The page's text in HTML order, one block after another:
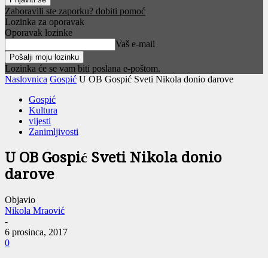
Zaboravili ste zaporku? dobiti pomoć
Lozinka za oporavak
Oporavak lozinke
Vaš e-mail
Lozinka će se vam biti poslana e-poštom.
Naslovnica Gospić U OB Gospić Sveti Nikola donio darove
Gospić
Kultura
vijesti
Zanimljivosti
U OB Gospić Sveti Nikola donio
darove
Objavio
Nikola Mraović
-
6 prosinca, 2017
0